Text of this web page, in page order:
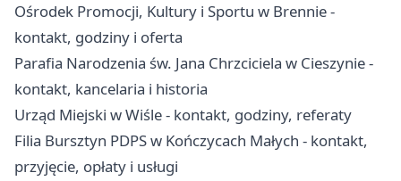
Ośrodek Promocji, Kultury i Sportu w Brennie -
kontakt, godziny i oferta
Parafia Narodzenia św. Jana Chrzciciela w Cieszynie -
kontakt, kancelaria i historia
Urząd Miejski w Wiśle - kontakt, godziny, referaty
Filia Bursztyn PDPS w Kończycach Małych - kontakt,
przyjęcie, opłaty i usługi